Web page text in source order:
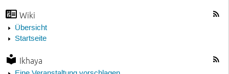
Wiki
Übersicht
Startseite
Ikhaya